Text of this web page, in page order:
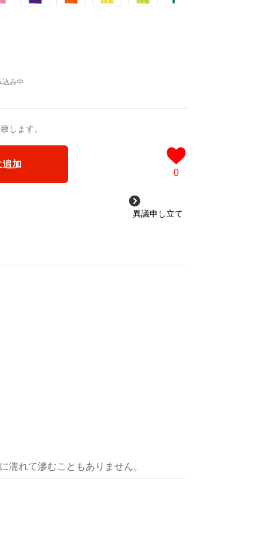
します。
追加
0
異議申し立て
濡れて滲むこともありません。